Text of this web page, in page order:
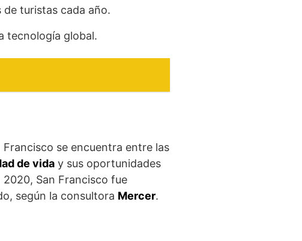
turistas cada año.
tecnología global.
Francisco se encuentra entre las
de vida y sus oportunidades
San Francisco fue
según la consultora Mercer.